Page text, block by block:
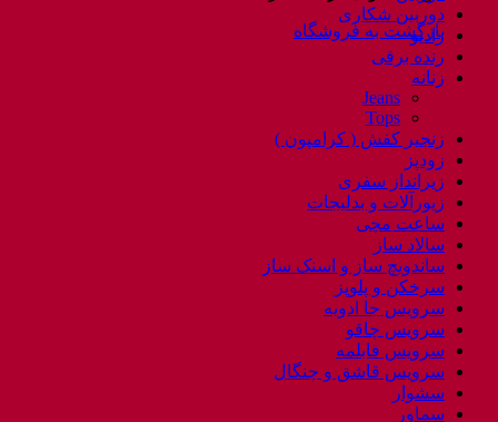
بازگشت به فروشگاه
دوربین شکاری
رادیو
رنده برقی
زنانه
Jeans
Tops
زنجیر کفش ( کرامپون )
زودپز
زیرانداز سفری
زیورآلات و بدلیجات
ساعت مچی
سالاد ساز
ساندویچ ساز و اسنک ساز
سرخکن و پلوپز
سرویس جا ادویه
سرویس چاقو
سرویس قابلمه
سرویس قاشق و چنگال
سشوار
سماور